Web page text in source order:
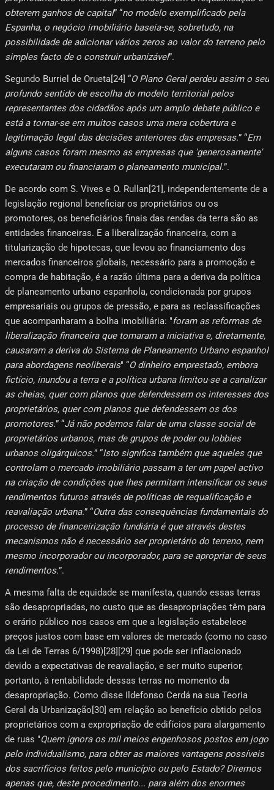
obterem ganhos de capital” “no modelo exemplificado pela
Espanha, o negócio imobiliário baseia-se, sobretudo, na
possibilidade de adicionar vários zeros ao valor do terreno pelo
simples facto de o construir urbanizável”.
Segundo Burriel de Orueta[24]​ “O Plano Geral perdeu assim o seu
profundo sentido de escolha do modelo territorial pelos
representantes dos cidadãos após um amplo debate público e
está a tornar-se em muitos casos uma mera cobertura e
legitimação legal das decisões anteriores das empresas.” “Em
alguns casos foram mesmo as empresas que 'generosamente'
executaram ou financiaram o planeamento municipal.”.
De acordo com S. Vives e O. Rullan[21]​, independentemente de a
legislação regional beneficiar os proprietários ou os
promotores, os beneficiários finais das rendas da terra são as
entidades financeiras. E a liberalização financeira, com a
titularização de hipotecas, que levou ao financiamento dos
mercados financeiros globais, necessário para a promoção e
compra de habitação, é a razão última para a deriva da política
de planeamento urbano espanhola, condicionada por grupos
empresariais ou grupos de pressão, e para as reclassificações
que acompanharam a bolha imobiliária: "foram as reformas de
liberalização financeira que tomaram a iniciativa e, diretamente,
causaram a deriva do Sistema de Planeamento Urbano espanhol
para abordagens neoliberais" “O dinheiro emprestado, embora
fictício, inundou a terra e a política urbana limitou-se a canalizar
as cheias, quer com planos que defendessem os interesses dos
proprietários, quer com planos que defendessem os dos
promotores.” “Já não podemos falar de uma classe social de
proprietários urbanos, mas de grupos de poder ou lobbies
urbanos oligárquicos.” “Isto significa também que aqueles que
controlam o mercado imobiliário passam a ter um papel activo
na criação de condições que lhes permitam intensificar os seus
rendimentos futuros através de políticas de requalificação e
reavaliação urbana.” “Outra das consequências fundamentais do
processo de financeirização fundiária é que através destes
mecanismos não é necessário ser proprietário do terreno, nem
mesmo incorporador ou incorporador, para se apropriar de seus
rendimentos.”.
A mesma falta de equidade se manifesta, quando essas terras
são desapropriadas, no custo que as desapropriações têm para
o erário público nos casos em que a legislação estabelece
preços justos com base em valores de mercado (como no caso
da Lei de Terras 6/1998)[28]​[29]​ que pode ser inflacionado
devido a expectativas de reavaliação, e ser muito superior,
portanto, à rentabilidade dessas terras no momento da
desapropriação. Como disse Ildefonso Cerdá na sua Teoria
Geral da Urbanização[30]​ em relação ao benefício obtido pelos
proprietários com a expropriação de edifícios para alargamento
de ruas "Quem ignora os mil meios engenhosos postos em jogo
pelo individualismo, para obter as maiores vantagens possíveis
dos sacrifícios feitos pelo município ou pelo Estado? Diremos
apenas que, deste procedimento... para além dos enormes